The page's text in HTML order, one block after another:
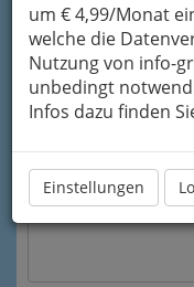
um € 4,99/Monat
welche die
Nutzung von info-
unbedingt
Infos dazu finden
Einstellungen
Meine Nachricht